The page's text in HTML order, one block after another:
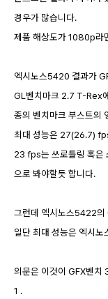
경우가 많습니다.
제품 해상도가 1080p라
엑시노스5420 결과가
GL벤치마크 2.7 T-Rex
종의 벤치마크 부스트의
최대 성능은 27(26.7)
23 fps는 쓰로틀링 혹은
으로 봐야할듯 합니다.
그런데 엑시노스5422
일단 최대 성능은 엑시
의문은 이것이 GFX벤치
1 .